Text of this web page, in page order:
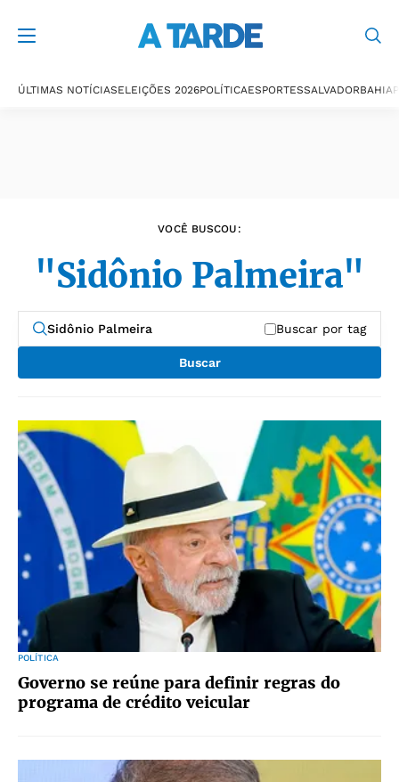
ÚLTIMAS NOTÍCIASELEIÇÕES 2026POLÍTICAESPORTESSALVADORBAHIA
VOCÊ BUSCOU:
"Sidônio Palmeira"
Buscar por tag
Buscar
POLÍTICA
Governo se reúne para definir regras do
programa de crédito veicular